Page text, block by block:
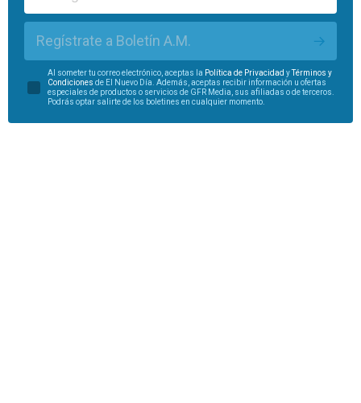
Regístrate a Boletín A.M.
Al someter tu correo electrónico, aceptas la Política de Privacidad y
Términos y
Condiciones de El Nuevo Día. Además, aceptas recibir información u ofertas
especiales de productos o servicios de GFR Media, sus afiliadas o de terceros.
Podrás optar salirte de los boletines en cualquier momento.